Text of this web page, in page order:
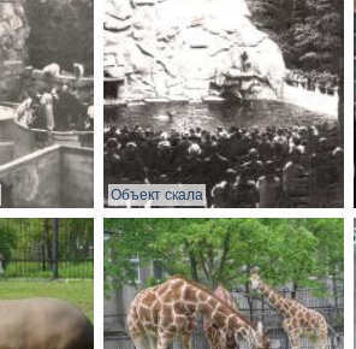
Объект скала